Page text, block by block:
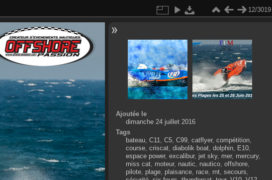
12/3019
Ajoutée le
dimanche 24 juillet 2016
Tags
bateau, C11, C5, C99, catflyer, compétition,
course, criscat, diabolik boat, dolphin, E10,
espace power, excalibur, jet sky, mer, mercury,
miss cat, moteur, nautic, nautico, offshore,
pilote, plage, plaisance, race, rnt, secours,